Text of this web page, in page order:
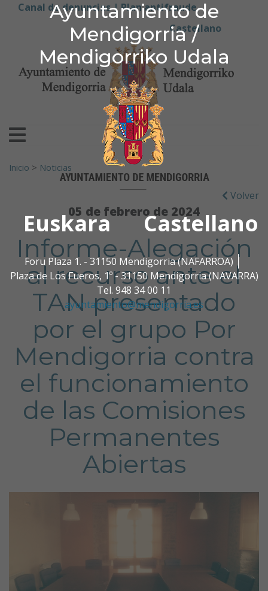
Ayuntamiento de
Mendigorria /
Mendigorriko Udala
Euskara Castellano
Foru Plaza 1. - 31150 Mendigorria (NAFARROA)
Plaza de Los Fueros, 1º - 31150 Mendigorria (NAVARRA)
Tel. 948 34 00 11
ayuntamiento@mendigorria.es
Ir al contenido
Ayuntamiento de
Canal de denuncias | Plan antifraude
Castellano
Buscar:
Inicio > Noticias
Volver
05 de febrero de 2024
Informe-Alegación
al recurso ante el
TAN presentado
por el grupo Por
Mendigorria contra
el funcionamiento
de las Comisiones
Permanentes
Abiertas